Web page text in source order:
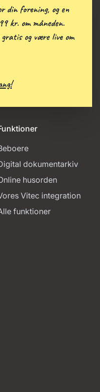
dokumentarkiv
husorden
Vitec integration
funktioner
din forening, og en
kr. om måneden.
og være live om